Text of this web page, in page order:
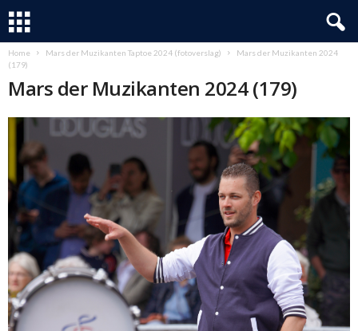
Home Mars der Muzikanten Taptoe 2024 (fotoverslag)
Mars der Muzikanten 2024
(179)
Mars der Muzikanten 2024 (179)